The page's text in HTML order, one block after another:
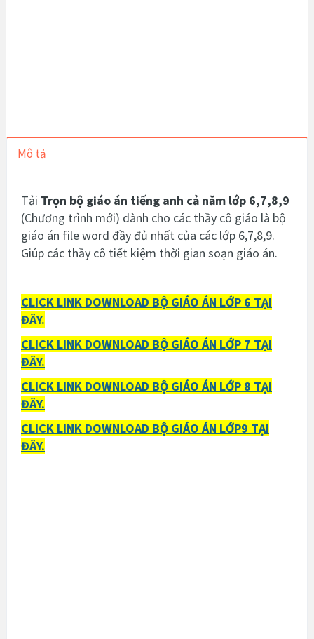
Mô tả
Tải Trọn bộ giáo án tiếng anh cả năm lớp 6,7,8,9
(Chương trình mới) dành cho các thầy cô giáo là bộ
giáo án file word đầy đủ nhất của các lớp 6,7,8,9.
Giúp các thầy cô tiết kiệm thời gian soạn giáo án.
CLICK LINK DOWNLOAD BỘ GIÁO ÁN LỚP 6 TẠI
ĐÂY.
CLICK LINK DOWNLOAD BỘ GIÁO ÁN LỚP 7 TẠI
ĐÂY.
CLICK LINK DOWNLOAD BỘ GIÁO ÁN LỚP 8 TẠI
ĐÂY.
CLICK LINK DOWNLOAD BỘ GIÁO ÁN LỚP9 TẠI
ĐÂY.